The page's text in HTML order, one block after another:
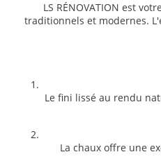
LS RÉNOVATION est
traditionnels et modernes.
Le fini lissé au rendu
La chaux offre une